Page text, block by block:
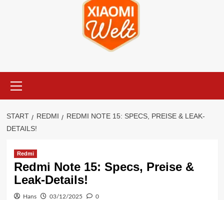
Menü
START REDMI
REDMI NOTE 15: SPECS, PREISE & LEAK-
DETAILS!
Redmi
Redmi Note 15: Specs, Preise &
Leak-Details!
Hans 03/12/2025 0